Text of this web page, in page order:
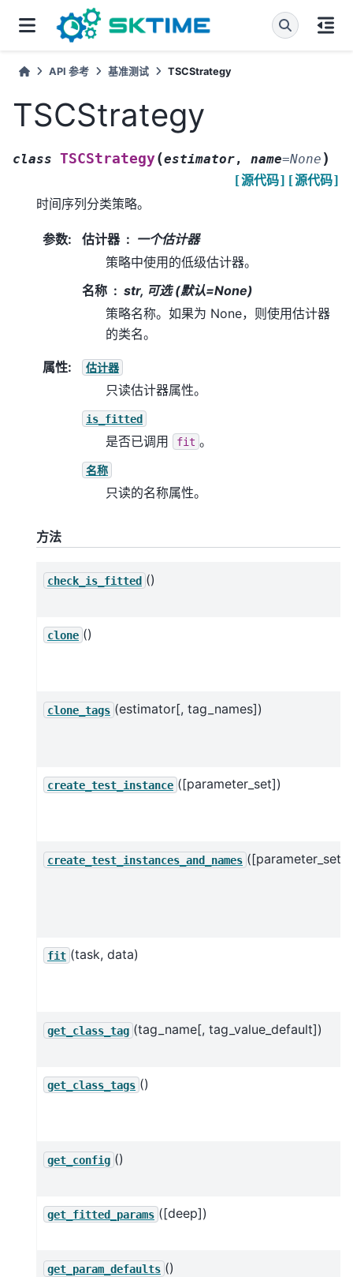
API 参考 基准测试 TSCStrategy
TSCStrategy
class TSCStrategy(estimator, name=None )
[源代码]
[源代码]
时间序列分类策略。
参数: 估计器
一个估计器
策略中使用的低级估计器。
名称
str, 可选 (默认=None)
策略名称。如果为 None，则使用估计器
的类名。
属性: 估计器
只读估计器属性。
is_fitted
是否已调用 fit 。
名称
只读的名称属性。
方法
check_is_fitted ()
clone ()
clone_tags (estimator[, tag_names])
create_test_instance ([parameter_set])
create_test_instances_and_names ([parameter_set])
fit (task, data)
get_class_tag (tag_name[, tag_value_default])
get_class_tags ()
get_config ()
get_fitted_params ([deep])
get_param_defaults ()